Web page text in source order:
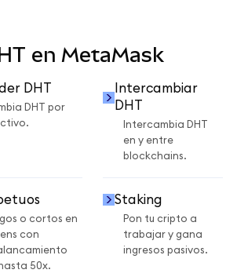
en MetaMask
DHT
DHT por
Intercambiar
DHT
Intercambia DHT
en y entre
blockchains.
o cortos en
con
50x.
Staking
Pon tu cripto a
trabajar y gana
ingresos pasivos.